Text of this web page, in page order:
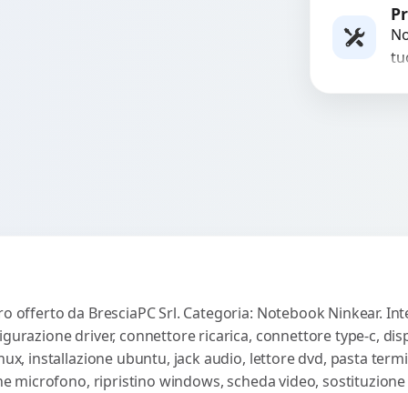
in
offerto da BresciaPC Srl. Categoria: Notebook Ninkear.
driver, connettore ricarica, connettore type-c,
installazione ubuntu, jack audio, lettore dvd, pasta
microfono, ripristino windows, scheda video,